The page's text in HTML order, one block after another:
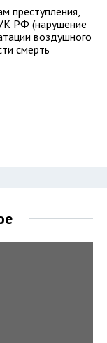
преступления,
РФ (нарушение
воздушного
смерть